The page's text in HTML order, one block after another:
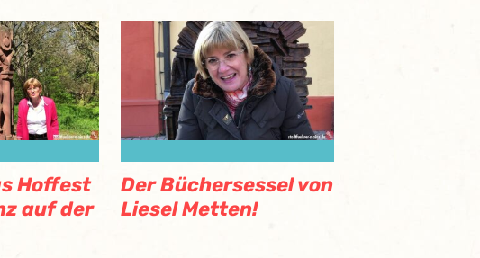
Hoffest
auf der
Der Büchersessel von
Liesel Metten!